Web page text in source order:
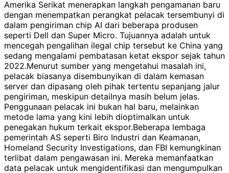
Amerika Serikat menerapkan langkah pengamanan baru
dengan menempatkan perangkat pelacak tersembunyi di
dalam pengiriman chip AI dari beberapa produsen
seperti Dell dan Super Micro. Tujuannya adalah untuk
mencegah pengalihan ilegal chip tersebut ke China yang
sedang mengalami pembatasan ketat ekspor sejak tahun
2022.Menurut sumber yang mengetahui masalah ini,
pelacak biasanya disembunyikan di dalam kemasan
server dan dipasang oleh pihak tertentu sepanjang jalur
pengiriman, meskipun detailnya masih belum jelas.
Penggunaan pelacak ini bukan hal baru, melainkan
metode lama yang kini lebih dioptimalkan untuk
penegakan hukum terkait ekspor.Beberapa lembaga
pemerintah AS seperti Biro Industri dan Keamanan,
Homeland Security Investigations, dan FBI kemungkinan
terlibat dalam pengawasan ini. Mereka memanfaatkan
data pelacak untuk mengidentifikasi dan mengumpulkan